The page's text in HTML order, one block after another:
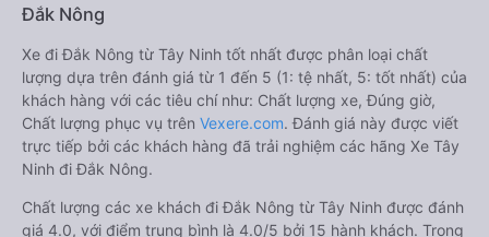
Đắk Nông
Xe đi Đắk Nông từ Tây Ninh tốt nhất được phân loại chất
lượng dựa trên đánh giá từ 1 đến 5 (1: tệ nhất, 5: tốt nhất) của
khách hàng với các tiêu chí như: Chất lượng xe, Đúng giờ,
Chất lượng phục vụ trên Vexere.com. Đánh giá này được viết
trực tiếp bởi các khách hàng đã trải nghiệm các hãng Xe Tây
Ninh đi Đắk Nông.
Chất lượng các xe khách đi Đắk Nông từ Tây Ninh được đánh
giá 4.0, với điểm trung bình là 4.0/5 bởi 15 hành khách. Trong